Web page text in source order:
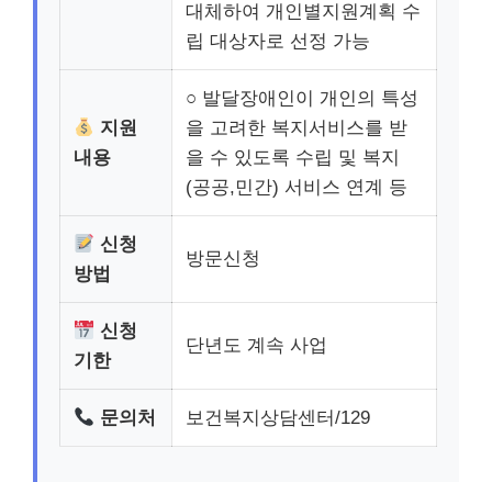
대체하여 개인별지원계획 수
립 대상자로 선정 가능
지원
내용
○ 발달장애인이 개인의 특성
을 고려한 복지서비스를 받
을 수 있도록 수립 및 복지
(공공,민간) 서비스 연계 등
신청
방법
방문신청
신청
기한
단년도 계속 사업
문의처 보건복지상담센터/129